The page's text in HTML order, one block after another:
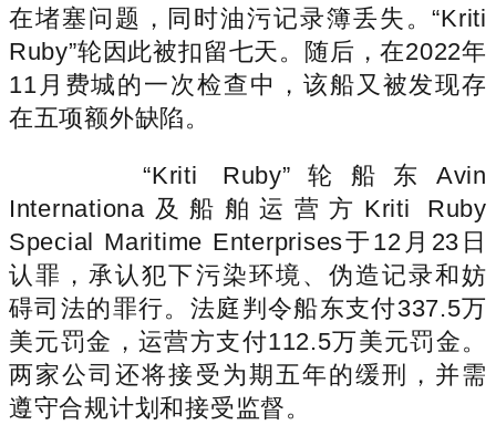
在堵塞问题，同时油污记录簿丢失。“Kriti
Ruby”轮因此被扣留七天。随后，在2022年
11月费城的一次检查中，该船又被发现存
在五项额外缺陷。
“Kriti Ruby”轮船东Avin
Internationa及船舶运营方Kriti Ruby
Special Maritime Enterprises于12月23日
认罪，承认犯下污染环境、伪造记录和妨
碍司法的罪行。法庭判令船东支付337.5万
美元罚金，运营方支付112.5万美元罚金。
两家公司还将接受为期五年的缓刑，并需
遵守合规计划和接受监督。